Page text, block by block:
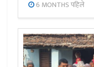
6 MONTHS पहिले